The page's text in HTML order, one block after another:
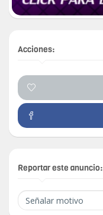
Acciones:
Reportar este anuncio: